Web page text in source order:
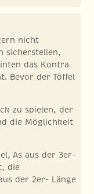
nicht
sicherstellen,
das Kontra
Bevor der Töffel
zu spielen, der
die Möglichkeit
As aus der 3er-
die
der 2er- Länge